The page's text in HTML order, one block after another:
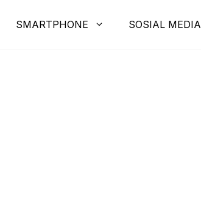
SMARTPHONE SOSIAL MEDIA